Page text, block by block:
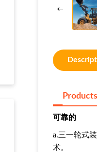
可靠的
a.三一轮式
术。